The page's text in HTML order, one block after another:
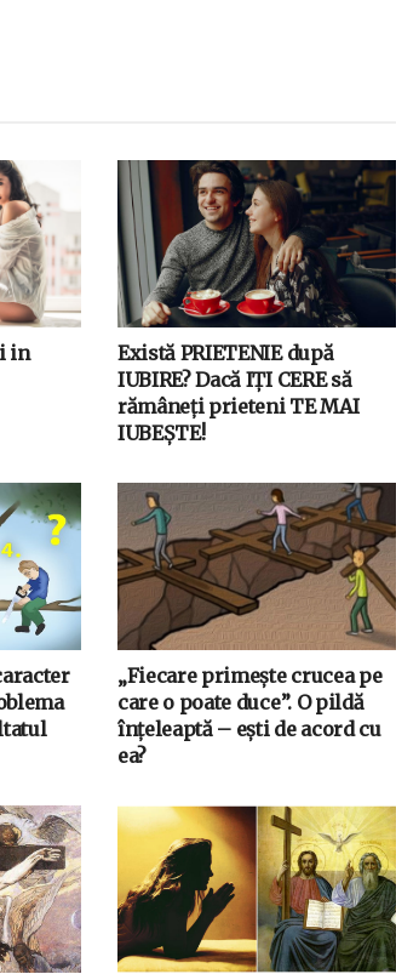
in
Există PRIETENIE după
IUBIRE? Dacă IȚI CERE să
rămâneți prieteni TE MAI
IUBEȘTE!
„Fiecare primește crucea pe
care o poate duce”. O pildă
înțeleaptă – ești de acord cu
ea?